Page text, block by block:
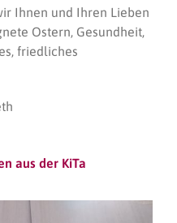
Ihnen und Ihren Lieben
Ostern, Gesundheit,
friedliches
aus der KiTa